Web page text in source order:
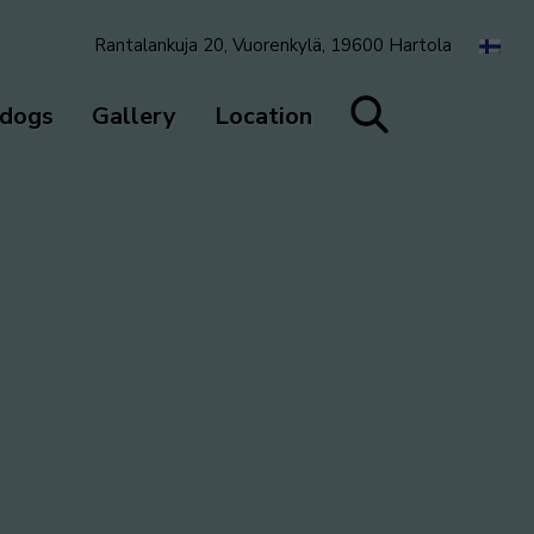
Rantalankuja 20, Vuorenkylä, 19600 Hartola
Gallery Location